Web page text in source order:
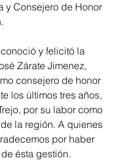
y Consejero de Honor
y felicitó la
Zárate Jimenez,
consejero de honor
los últimos tres años,
por su labor como
la región. A quienes
por haber
ésta gestión.